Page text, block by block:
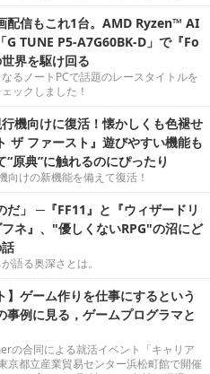
配信もこれ1台。AMD Ryzen™ AI
G TUNE P5-A7G60BK-D」で『Fo
界を駆け回る
るノートPCで話題のレースタイトルを
ックしました！
機向けに復活！懐かしくも色褪せ
ザ ファースト』遊びやすい機能も
原典”に触れるのにぴったり
向けの新機能を備えて復活！
だ」 ─『FF11』と『ウィザードリ
ネ』、"優しくないRPG"の沼にど
語る奥深さとは。
】ゲーム作りを仕事にするという
事例に見る，ゲームプログラマと
の合同による就活イベント「キャリア
京都立産業貿易センター浜松町館で開催